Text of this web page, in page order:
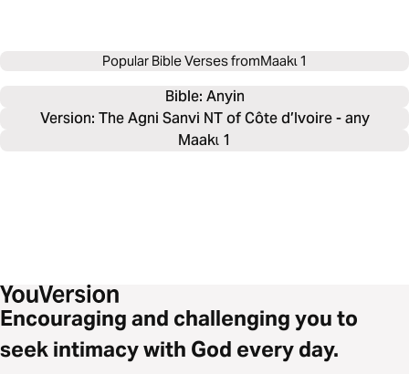
Popular Bible Verses fromMaakɩ 1
Bible: Anyin
Version: The Agni Sanvi NT of Côte d’Ivoire - any
Maakɩ 1
Encouraging and challenging you to
seek intimacy with God every day.